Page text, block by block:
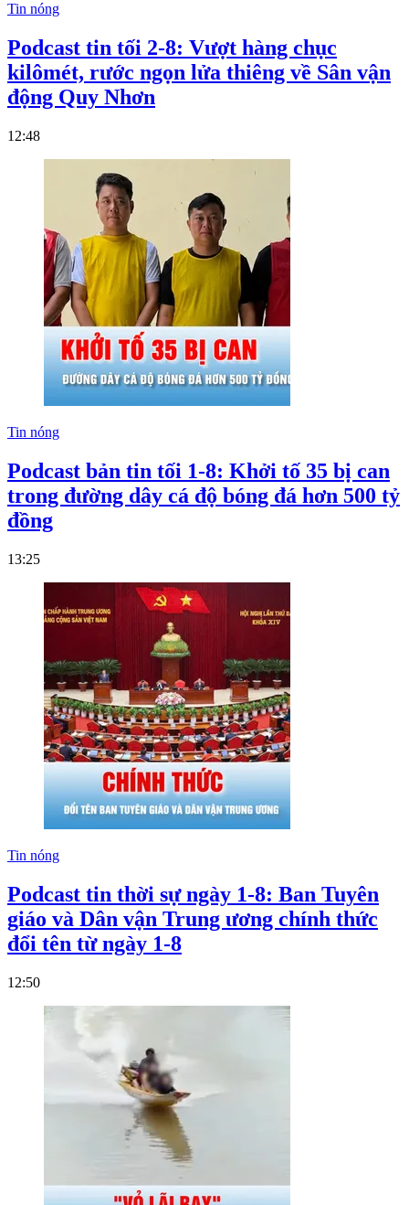
Tin nóng
Podcast tin tối 2-8: Vượt hàng chục
kilômét, rước ngọn lửa thiêng về Sân vận
động Quy Nhơn
12:48
Tin nóng
Podcast bản tin tối 1-8: Khởi tố 35 bị can
trong đường dây cá độ bóng đá hơn 500 tỷ
đồng
13:25
Tin nóng
Podcast tin thời sự ngày 1-8: Ban Tuyên
giáo và Dân vận Trung ương chính thức
đổi tên từ ngày 1-8
12:50